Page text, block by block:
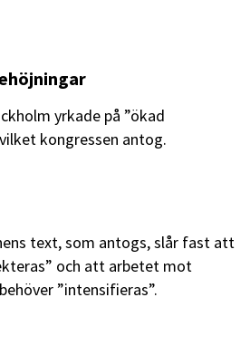
yrkade på ”ökad
kongressen antog.
text, som antogs, slår fast att
och att arbetet mot
”intensifieras”.